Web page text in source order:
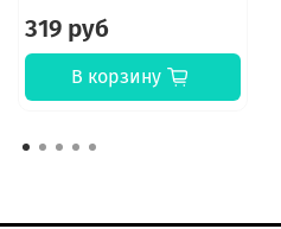
319 руб
В корзину